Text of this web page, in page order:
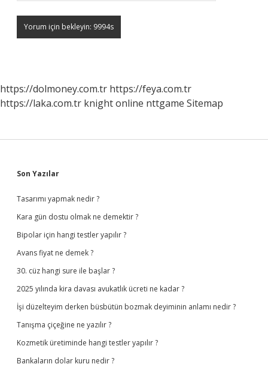
https://dolmoney.com.tr https://feya.com.tr
https://laka.com.tr knight online nttgame Sitemap
Sidebar
Son Yazılar
Tasarımı yapmak nedir ?
Kara gün dostu olmak ne demektir ?
Bipolar için hangi testler yapılır ?
Avans fiyat ne demek ?
30. cüz hangi sure ile başlar ?
2025 yılında kira davası avukatlık ücreti ne kadar ?
İşi düzelteyim derken büsbütün bozmak deyiminin anlamı nedir ?
Tanışma çiçeğine ne yazılır ?
Kozmetik üretiminde hangi testler yapılır ?
Bankaların dolar kuru nedir ?